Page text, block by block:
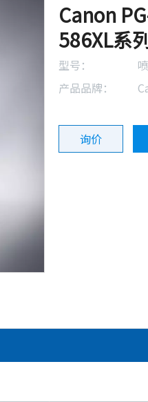
Canon
586XL系
型号：
产品品牌：
询价